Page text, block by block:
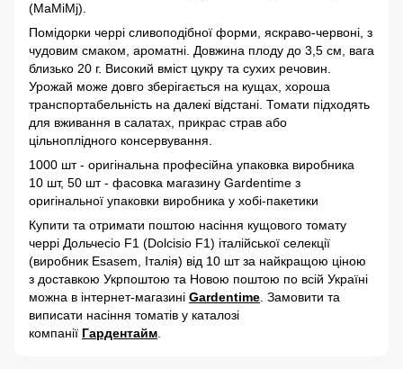
(MaMiMj).
Помідорки черрі сливоподібної форми, яскраво-червоні, з
чудовим смаком, ароматні. Довжина плоду до 3,5 см, вага
близько 20 г. Високий вміст цукру та сухих речовин.
Урожай може довго зберігається на кущах, хороша
транспортабельність на далекі відстані. Томати підходять
для вживання в салатах, прикрас страв або
цільноплідного консервування.
1000 шт - оригінальна професійна упаковка виробника
10 шт, 50 шт - фасовка магазину Gardentime з
оригінальної упаковки виробника у хобі-пакетики
Купити та отримати поштою насіння кущового томату
черрі Дольчесіо F1 (Dolcisio F1) італійської селекції
(виробник Esasem, Італія) від 10 шт за найкращою ціною
з доставкою Укрпоштою та Новою поштою по всій Україні
можна в інтернет-магазині Gardentime . Замовити та
виписати насіння томатів у каталозі
компанії Гардентайм